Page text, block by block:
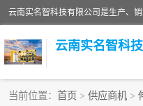
云南实名智科
当前位置： 首页 > 供应商机 >